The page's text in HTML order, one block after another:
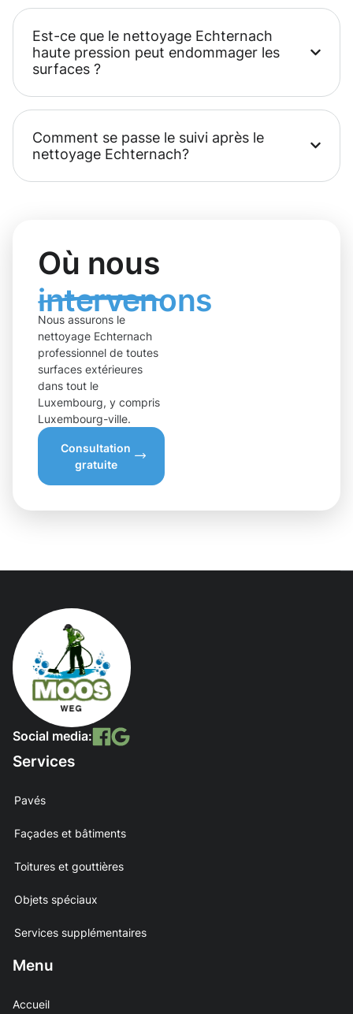
Est-ce que le nettoyage Echternach
haute pression peut endommager les
surfaces ?
Comment se passe le suivi après le
nettoyage Echternach?
Où nous
intervenons
Nous assurons le
nettoyage Echternach
professionnel de toutes
surfaces extérieures
dans tout le
Luxembourg, y compris
Luxembourg-ville.
Consultation
gratuite
Social media:
Services
Pavés
Façades et bâtiments
Toitures et gouttières
Objets spéciaux
Services supplémentaires
Menu
Accueil